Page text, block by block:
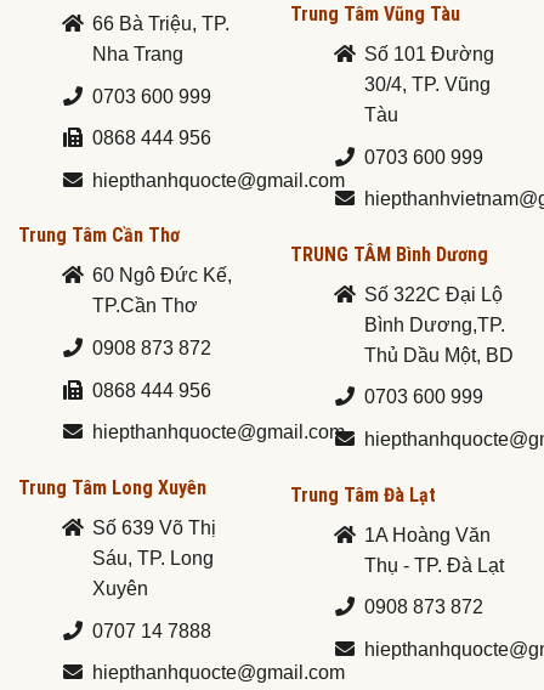
66 Bà Triệu, TP.
Nha Trang
0703 600 999
0868 444 956
hiepthanhquocte@gmail.com
Trung Tâm Cần Thơ
60 Ngô Đức Kế,
TP.Cần Thơ
0908 873 872
0868 444 956
hiepthanhquocte@gmail.com
Trung Tâm Long Xuyên
Số 639 Võ Thị
Sáu, TP. Long
Xuyên
0707 14 7888
hiepthanhquocte@gmail.com
Trung Tâm Vũng Tàu
Số 101 Đường
30/4, TP. Vũng
Tàu
0703 600 999
TRUNG TÂM Bình Dương
Số 322C Đại Lộ
Bình Dương,TP.
Thủ Dầu Một, BD
0703 600 999
Trung Tâm Đà Lạt
1A Hoàng Văn
Thụ - TP. Đà Lạt
0908 873 872